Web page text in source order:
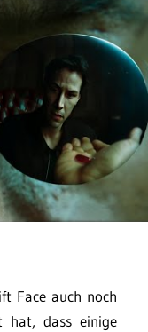
Face auch noch
hat, dass einige